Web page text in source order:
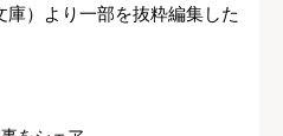
）より一部を抜粋編集した